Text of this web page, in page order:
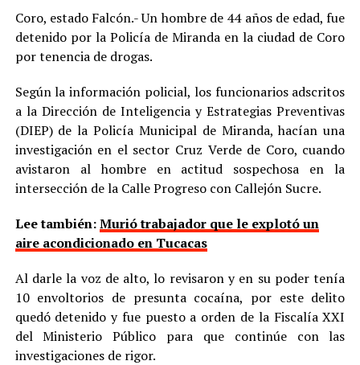
Coro, estado Falcón.- Un hombre de 44 años de edad, fue
detenido por la Policía de Miranda en la ciudad de Coro
por tenencia de drogas.
Según la información policial, los funcionarios adscritos
a la Dirección de Inteligencia y Estrategias Preventivas
(DIEP) de la Policía Municipal de Miranda, hacían una
investigación en el sector Cruz Verde de Coro, cuando
avistaron al hombre en actitud sospechosa en la
intersección de la Calle Progreso con Callejón Sucre.
Lee también:Murió trabajador que le explotó un
aire acondicionado en Tucacas
Al darle la voz de alto, lo revisaron y en su poder tenía
10 envoltorios de presunta cocaína, por este delito
quedó detenido y fue puesto a orden de la Fiscalía XXI
del Ministerio Público para que continúe con las
investigaciones de rigor.